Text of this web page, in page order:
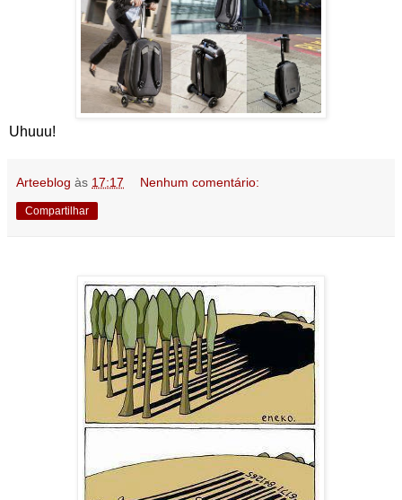
Uhuuu!
Arteeblog às 17:17 Nenhum comentário:
Compartilhar